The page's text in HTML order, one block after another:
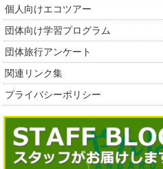
個人向けエコツアー
団体向け学習プログラム
団体旅行アンケート
関連リンク集
プライバシーポリシー